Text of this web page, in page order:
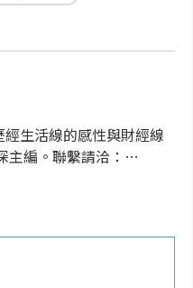
生活線的感性與財經線
主編。聯繫請洽：